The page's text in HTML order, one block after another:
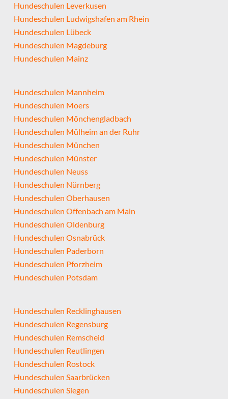
Hundeschulen Leverkusen
Hundeschulen Ludwigshafen am Rhein
Hundeschulen Lübeck
Hundeschulen Magdeburg
Hundeschulen Mainz
Hundeschulen Mannheim
Hundeschulen Moers
Hundeschulen Mönchengladbach
Hundeschulen Mülheim an der Ruhr
Hundeschulen München
Hundeschulen Münster
Hundeschulen Neuss
Hundeschulen Nürnberg
Hundeschulen Oberhausen
Hundeschulen Offenbach am Main
Hundeschulen Oldenburg
Hundeschulen Osnabrück
Hundeschulen Paderborn
Hundeschulen Pforzheim
Hundeschulen Potsdam
Hundeschulen Recklinghausen
Hundeschulen Regensburg
Hundeschulen Remscheid
Hundeschulen Reutlingen
Hundeschulen Rostock
Hundeschulen Saarbrücken
Hundeschulen Siegen